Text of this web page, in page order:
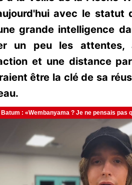
avec le statut
grande intelligence
un peu les attentes,
et une distance
être la clé de sa